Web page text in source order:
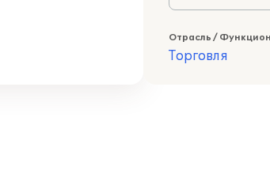
Отрасль /
Торговля